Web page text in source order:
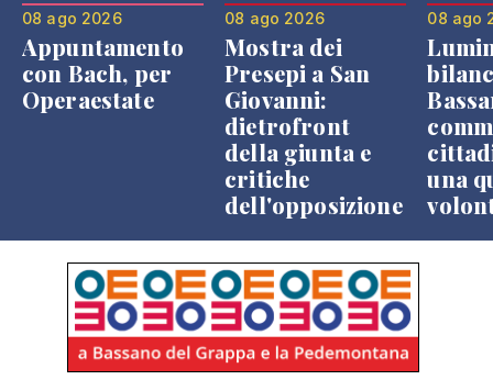
08 ago 2026
Appuntamento
con Bach, per
Operaestate
08 ago 2026
Mostra dei
Presepi a San
Giovanni:
dietrofront
della giunta e
critiche
dell'opposizione
08 ago
una